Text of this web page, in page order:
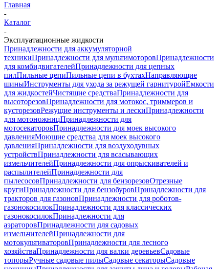
Главная
-
Каталог
-
Эксплуатационные жидкости
Принадлежности для аккумуляторной
техникиПринадлежности для мультимоторовПринадлежности
для комбидвигателейПринадлежности для цепных
пилПильные цепиПильные цепи в бухтахНаправляющие
шиныИнструменты для ухода за режущей гарнитуройЕмкости
для жидкостейЧистящие средстваПринадлежности для
высоторезовПринадлежности для мотокос, триммеров и
кусторезовРежущие инструменты и лескиПринадлежности
для мотоножницПринадлежности для
мотосекаторовПринадлежности для моек высокого
давленияМоющие средства для моек высокого
давленияПринадлежности для воздуходувных
устройствПринадлежности для всасывающих
измельчителейПринадлежности для опрыскивателей и
распылителейПринадлежности для
пылесосовПринадлежности для бензорезовОтрезные
кругиПринадлежности для бензобуровПринадлежности для
тракторов для газоновПринадлежности для роботов-
газонокосилокПринадлежности для классических
газонокосилокПринадлежности для
аэраторовПринадлежности для садовых
измельчителейПринадлежности для
мотокультиваторовПринадлежности для лесного
хозяйстваПринадлежности для валки деревьевСадовые
топорыРучные садовые пилыСадовые секаторыСадовые